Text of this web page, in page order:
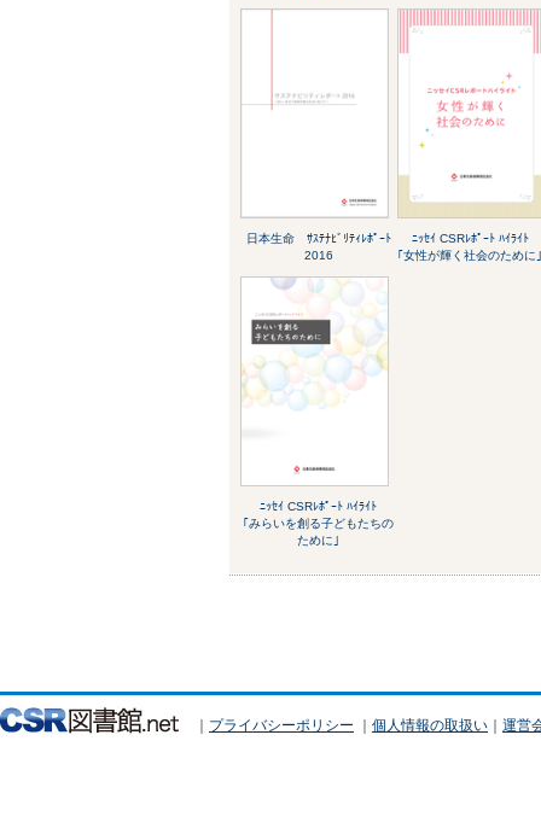
日本生命 ｻｽﾃﾅﾋﾞﾘﾃｨﾚﾎﾟｰﾄ
2016
ﾆｯｾｲ CSRﾚﾎﾟｰﾄ ﾊｲﾗｲﾄ
｢女性が輝く社会のために
ﾆｯｾｲ CSRﾚﾎﾟｰﾄ ﾊｲﾗｲﾄ
｢みらいを創る子どもたちの
ために｣
｜ プライバシーポリシー ｜ 個人情報の取扱い ｜ 運営